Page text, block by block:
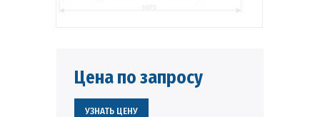
Цена по запросу
УЗНАТЬ ЦЕНУ